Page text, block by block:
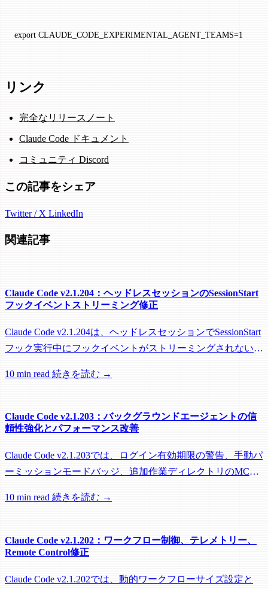
export CLAUDE_CODE_EXPERIMENTAL_AGENT_TEAMS=1
リンク
完全なリリースノート
Claude Code ドキュメント
コミュニティ Discord
この記事をシェア
Twitter / X LinkedIn
関連記事
Claude Code v2.1.204：ヘッドレスセッションのSessionStart
フックイベントストリーミング修正
Claude Code v2.1.204は、ヘッドレスセッションでSessionStart
フック実行中にフックイベントがストリーミングされない問
収されるのを防ぐメンテナンスリリースです。
10 min read 続きを読む →
Claude Code v2.1.203：バックグラウンドエージェントの信
頼性強化とパフォーマンス改善
Claude Code v2.1.203では、ログイン有効期限の警告、手動パ
ーミッションモードバッジ、追加作業ディレクトリのMCP
パフォーマンスに関する多数の修正が含まれています。
10 min read 続きを読む →
Claude Code v2.1.202：ワークフロー制御、テレメトリー、
Remote Control修正
Claude Code v2.1.202では、動的ワークフローサイズ設定と